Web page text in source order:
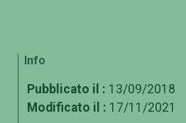
Info
Pubblicato il : 13/09/2018
Modificato il : 17/11/2021